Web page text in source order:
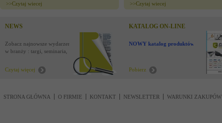
>>Czytaj wiecej >>Czytaj wiecej
NEWS
Zobacz najnowsze wydarzenia
w branży : targi, seminaria,
Czytaj więcej
KATALOG ON-LINE
NOWY katalog produktów !
Pobierz
STRONA GŁÓWNA O FIRMIE KONTAKT NEWSLETTER WARUNKI ZAKUPÓW